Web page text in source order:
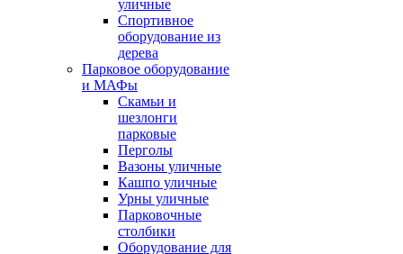
уличные
Спортивное
оборудование из
дерева
Парковое оборудование
и МАФы
Скамьи и
шезлонги
парковые
Перголы
Вазоны уличные
Кашпо уличные
Урны уличные
Парковочные
столбики
Оборудование для